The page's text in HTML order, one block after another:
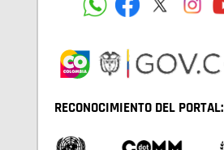
RECONOCIMIENTO DEL PORTAL: